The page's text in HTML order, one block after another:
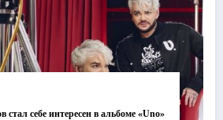
себе интересен в альбоме «Uno»